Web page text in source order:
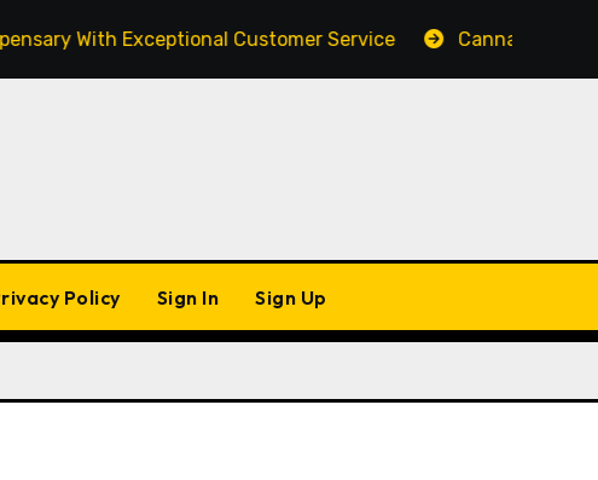
With Exceptional Customer Service Cannabis Marketing
Policy Sign In Sign Up